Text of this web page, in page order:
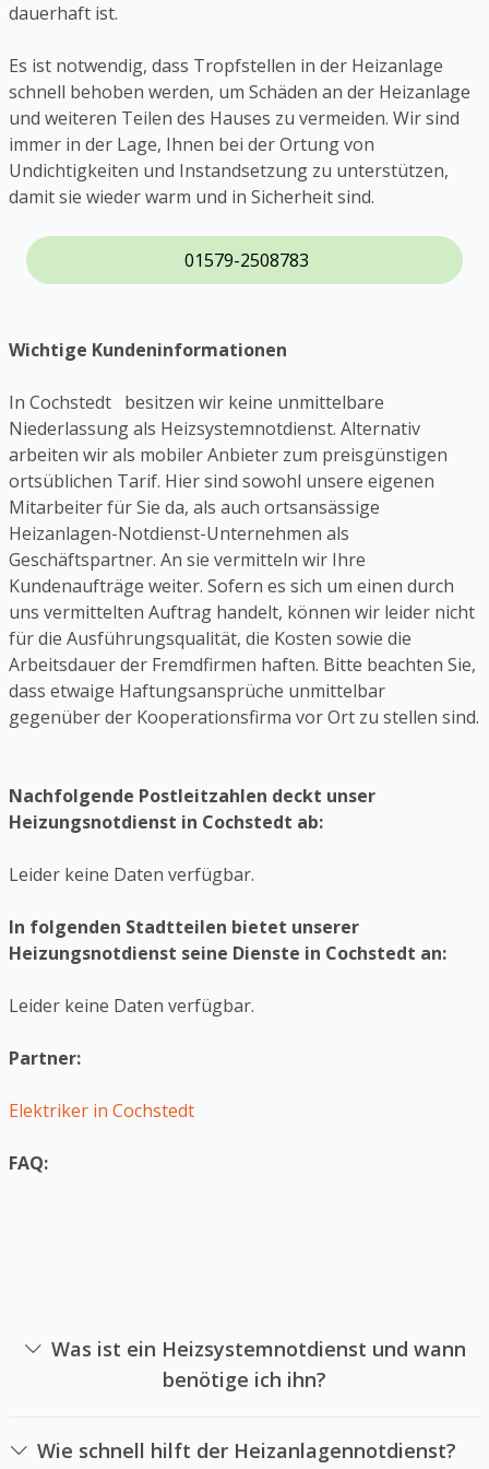
dauerhaft ist.
Es ist notwendig, dass Tropfstellen in der Heizanlage
schnell behoben werden, um Schäden an der Heizanlage
und weiteren Teilen des Hauses zu vermeiden. Wir sind
immer in der Lage, Ihnen bei der Ortung von
Undichtigkeiten und Instandsetzung zu unterstützen,
damit sie wieder warm und in Sicherheit sind.
01579-2508783
Wichtige Kundeninformationen
In Cochstedt besitzen wir keine unmittelbare
Niederlassung als Heizsystemnotdienst. Alternativ
arbeiten wir als mobiler Anbieter zum preisgünstigen
ortsüblichen Tarif. Hier sind sowohl unsere eigenen
Mitarbeiter für Sie da, als auch ortsansässige
Heizanlagen-Notdienst-Unternehmen als
Geschäftspartner. An sie vermitteln wir Ihre
Kundenaufträge weiter. Sofern es sich um einen durch
uns vermittelten Auftrag handelt, können wir leider nicht
für die Ausführungsqualität, die Kosten sowie die
Arbeitsdauer der Fremdfirmen haften. Bitte beachten Sie,
dass etwaige Haftungsansprüche unmittelbar
gegenüber der Kooperationsfirma vor Ort zu stellen sind.
Nachfolgende Postleitzahlen deckt unser
Heizungsnotdienst in Cochstedt ab:
Leider keine Daten verfügbar.
In folgenden Stadtteilen bietet unserer
Heizungsnotdienst seine Dienste in Cochstedt an:
Leider keine Daten verfügbar.
Partner:
Elektriker in Cochstedt
FAQ:
Was ist ein Heizsystemnotdienst und wann
benötige ich ihn?
die Instandsetzung von Heizungssystemen im Notfall
Wie schnell hilft der Heizanlagennotdienst?